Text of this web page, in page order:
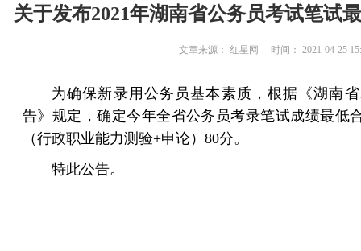
关于发布2021年湖南省公务员考试笔试
文章来源： 红星网 时间： 2021-04-25
为确保新录用公务员基本素质，根据《湖南
告》规定，确定今年全省公务员考录笔试成绩最低
（行政职业能力测验+申论）80分。
特此公告。